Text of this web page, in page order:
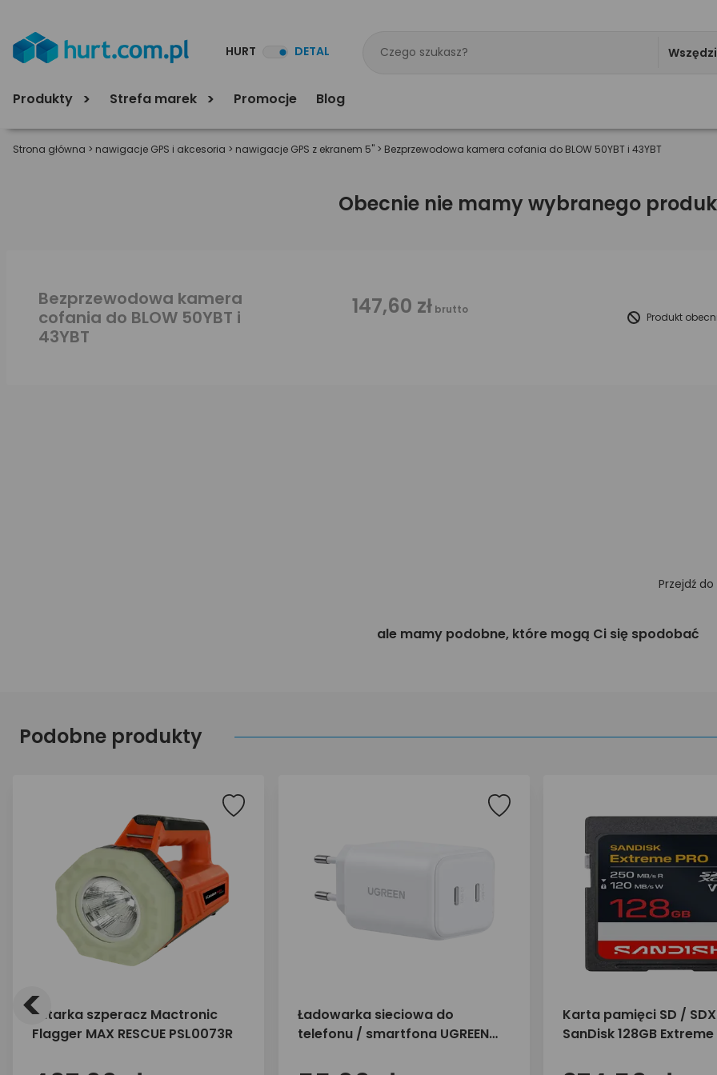
HURT DETAL
Produkty Strefa marek Promocje Blog
Strona główna > nawigacje GPS i akcesoria > nawigacje GPS z ekranem 5" > Bezprzewodowa kamera cofania do BLOW 50YBT i 43YBT
Obecnie nie mamy wybranego
Bezprzewodowa kamera
cofania do BLOW 50YBT i
43YBT
147,60 zł brutto
Produkt
Przejdź do
ale mamy podobne, które mogą Ci się spodobać
Podobne produkty
Latarka szperacz Mactronic
Flagger MAX RESCUE PSL0073R
Ładowarka sieciowa do
telefonu / smartfona UGREEN
Karta pamięci SD /
SanDisk 128GB Extreme
<